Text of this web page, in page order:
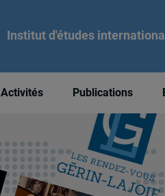
Institut d'études
Activités Publications